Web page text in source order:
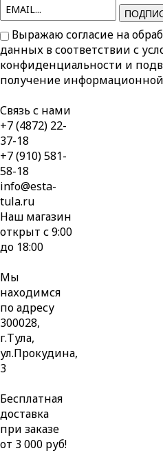
Выражаю согласие на
данных в соответствии с
конфиденциальности и
получение
Связь с нами
+7 (4872) 22-
37-18
+7 (910) 581-
58-18
info@esta-
tula.ru
Наш магазин
открыт с 9:00
до 18:00
Мы
находимся
по адресу
300028,
г.Тула,
ул.Прокудина,
3
Бесплатная
доставка
при заказе
от 3 000 руб!